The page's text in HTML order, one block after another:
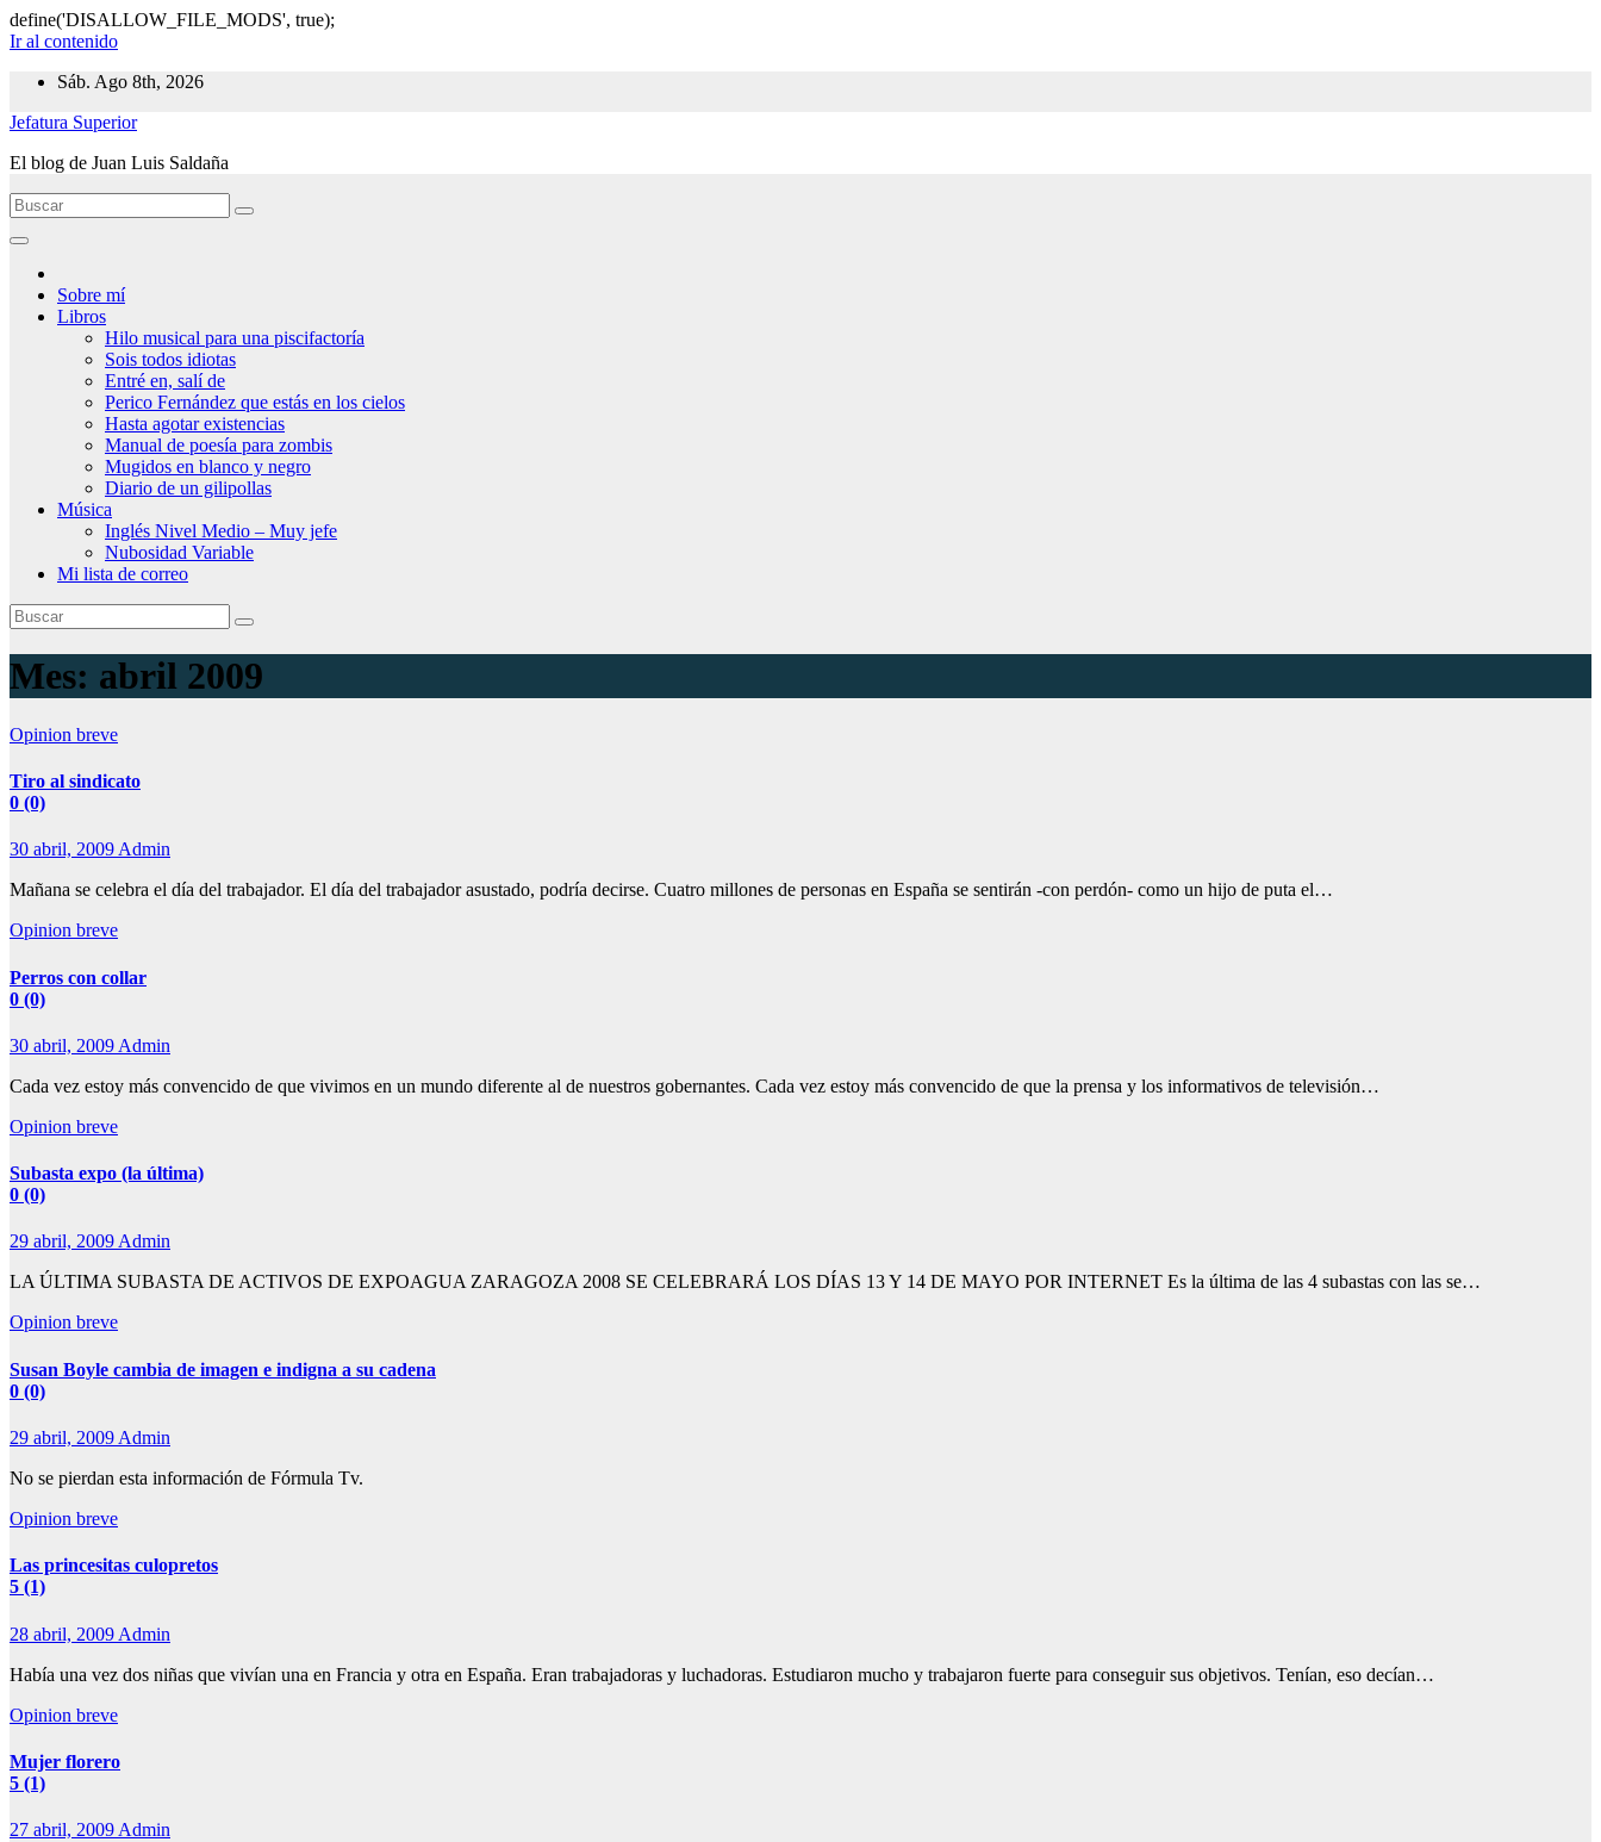
define('DISALLOW_FILE_MODS', true);
Ir al contenido
Sáb. Ago 8th, 2026
Jefatura Superior
El blog de Juan Luis Saldaña
Sobre mí
Libros
Hilo musical para una piscifactoría
Sois todos idiotas
Entré en, salí de
Perico Fernández que estás en los cielos
Hasta agotar existencias
Manual de poesía para zombis
Mugidos en blanco y negro
Diario de un gilipollas
Música
Inglés Nivel Medio – Muy jefe
Nubosidad Variable
Mi lista de correo
Mes: abril 2009
Opinion breve
Tiro al sindicato
0 (0)
30 abril, 2009Admin
Mañana se celebra el día del trabajador. El día del trabajador asustado, podría decirse. Cuatro millones de personas en España se sentirán -con perdón- como un hijo de puta el…
Opinion breve
Perros con collar
0 (0)
30 abril, 2009 Admin
Cada vez estoy más convencido de que vivimos en un mundo diferente al de nuestros gobernantes. Cada vez estoy más convencido de que la prensa y los informativos de televisión…
Opinion breve
Subasta expo (la última)
0 (0)
29 abril, 2009Admin
LA ÚLTIMA SUBASTA DE ACTIVOS DE EXPOAGUA ZARAGOZA 2008 SE CELEBRARÁ LOS DÍAS 13 Y 14 DE MAYO POR INTERNET Es la última de las 4 subastas con las se…
Opinion breve
Susan Boyle cambia de imagen e indigna a su cadena
0 (0)
29 abril, 2009 Admin
No se pierdan esta información de Fórmula Tv.
Opinion breve
Las princesitas culopretos
5 (1)
28 abril, 2009 Admin
Había una vez dos niñas que vivían una en Francia y otra en España. Eran trabajadoras y luchadoras. Estudiaron mucho y trabajaron fuerte para conseguir sus objetivos. Tenían, eso decían…
Opinion breve
Mujer florero
5 (1)
27 abril, 2009 Admin